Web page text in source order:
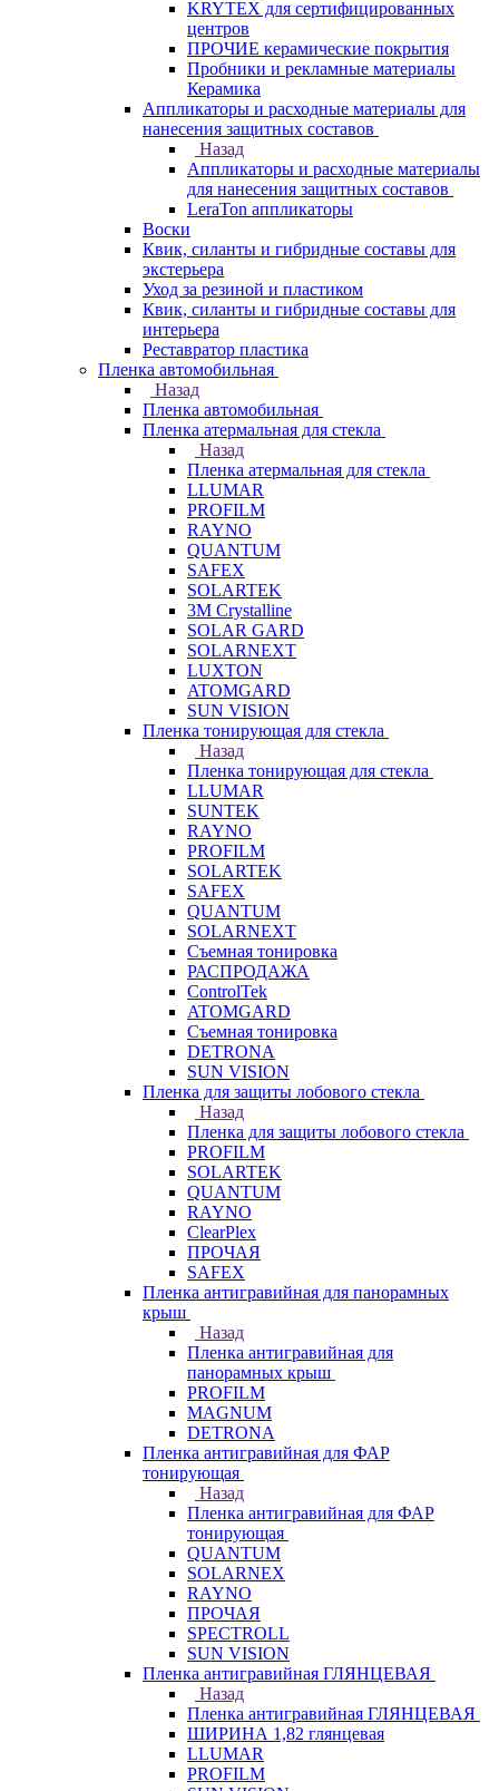
KRYTEX для сертифицированных
центров
ПРОЧИЕ керамические покрытия
Пробники и рекламные материалы
Керамика
Аппликаторы и расходные материалы для
нанесения защитных составов
Назад
Аппликаторы и расходные материалы
для нанесения защитных составов
LeraTon аппликаторы
Воски
Квик, силанты и гибридные составы для
экстерьера
Уход за резиной и пластиком
Квик, силанты и гибридные составы для
интерьера
Реставратор пластика
Пленка автомобильная
Назад
Пленка автомобильная
Пленка атермальная для стекла
Назад
Пленка атермальная для стекла
LLUMAR
PROFILM
RAYNO
QUANTUM
SAFEX
SOLARTEK
3M Crystalline
SOLAR GARD
SOLARNEXT
LUXTON
ATOMGARD
SUN VISION
Пленка тонирующая для стекла
Назад
Пленка тонирующая для стекла
LLUMAR
SUNTEK
RAYNO
PROFILM
SOLARTEK
SAFEX
QUANTUM
SOLARNEXT
Съемная тонировка
РАСПРОДАЖА
ControlTek
ATOMGARD
Съемная тонировка
DETRONA
SUN VISION
Пленка для защиты лобового стекла
Назад
Пленка для защиты лобового стекла
PROFILM
SOLARTEK
QUANTUM
RAYNO
ClearPlex
ПРОЧАЯ
SAFEX
Пленка антигравийная для панорамных
крыш
Назад
Пленка антигравийная для
панорамных крыш
PROFILM
MAGNUM
DETRONA
Пленка антигравийная для ФАР
тонирующая
Назад
Пленка антигравийная для ФАР
тонирующая
QUANTUM
SOLARNEX
RAYNO
ПРОЧАЯ
SPECTROLL
SUN VISION
Пленка антигравийная ГЛЯНЦЕВАЯ
Назад
Пленка антигравийная ГЛЯНЦЕВАЯ
ШИРИНА 1,82 глянцевая
LLUMAR
PROFILM